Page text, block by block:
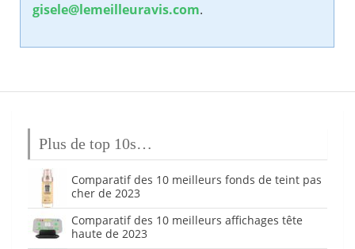
gisele@lemeilleuravis.com.
Plus de top 10s…
Comparatif des 10 meilleurs fonds de teint pas
cher de 2023
Comparatif des 10 meilleurs affichages tête
haute de 2023